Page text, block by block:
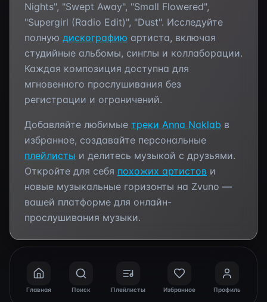
Nights", "Swept Away", "Small Flowered",
"Supergirl (Radio Edit)", "Dust". Исследуйте
полную дискографию артиста, включая
студийные альбомы, синглы и коллаборации.
Каждая композиция доступна для
мгновенного прослушивания без
регистрации и ограничений.
Добавляйте любимые треки Anna Naklab в
избранное, создавайте персональные
плейлисты и делитесь музыкой с друзьями.
Откройте для себя похожих артистов и
новые музыкальные горизонты на Zvuno —
вашей платформе для онлайн-
прослушивания музыки.
Главная Поиск Плейлисты Избранное Профиль